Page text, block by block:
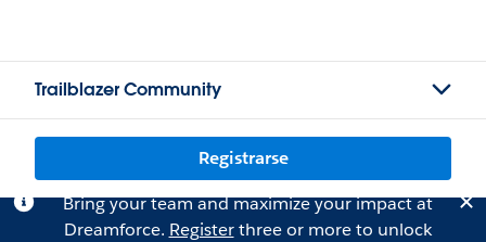
Trailblazer Community
Registrarse
Bring your team and maximize your impact at
Dreamforce. Registerthree or more to unlock